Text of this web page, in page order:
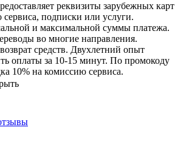
реквизиты зарубежных карт
подписки или услуги.
и максимальной суммы платежа.
во многие направления.
средств. Двухлетний опыт
оплаты за 10-15 минут. По промокоду
10% на комиссию сервиса.